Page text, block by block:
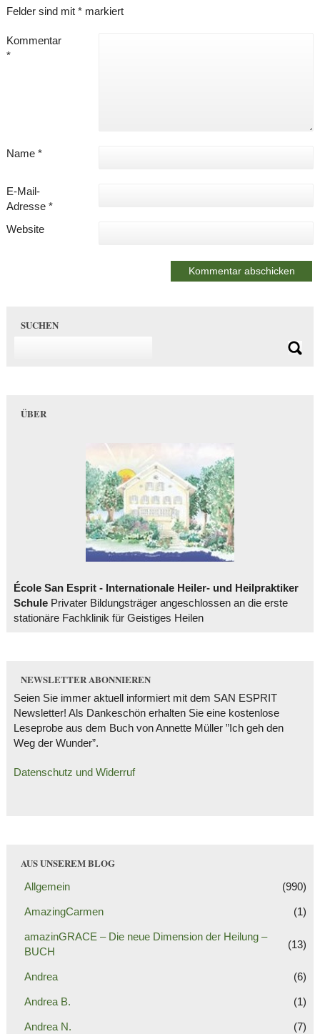
Felder sind mit *markiert
Kommentar
*
Name *
E-Mail-
Adresse *
Website
SUCHEN
ÜBER
École San Esprit - Internationale Heiler- und Heilpraktiker
SchulePrivater Bildungsträger angeschlossen an die erste
stationäre Fachklinik für Geistiges Heilen
NEWSLETTER ABONNIEREN
Seien Sie immer aktuell informiert mit dem SAN ESPRIT
Newsletter! Als Dankeschön erhalten Sie eine kostenlose
Leseprobe aus dem Buch von Annette Müller ”Ich geh den
Weg der Wunder”.
Datenschutz und Widerruf
AUS UNSEREM BLOG
Allgemein (990)
AmazingCarmen (1)
amazinGRACE – Die neue Dimension der Heilung –
BUCH
(13)
Andrea (6)
Andrea B. (1)
Andrea N. (7)